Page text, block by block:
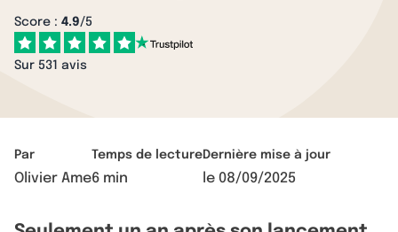
Score : 4.9/5
Sur 531 avis
Par
Olivier Ame
Temps de lecture
6 min
Dernière mise à jour
le 08/09/2025